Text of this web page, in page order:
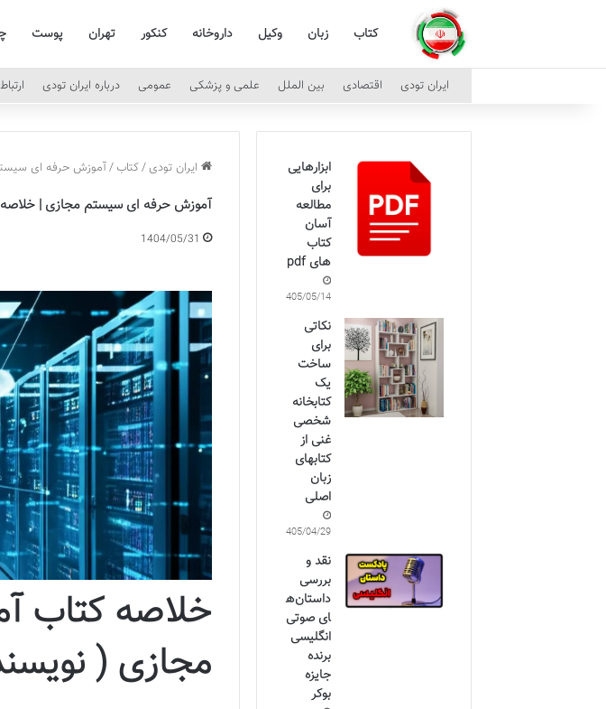
کتاب زبان وکیل داروخانه کنکور تهران پوست
ایران تودی اقتصادی بین الملل علمی و پزشکی عمومی درباره ایران تودی
ایران تودی /کتاب /آموزش حرفه ای
آموزش حرفه ای سیستم مجازی | خلاصه
1404/05/31
خلاصه کتاب
مجازی (
ابزارهایی
برای
مطالعه
آسان
کتاب
های pdf
1405/05/14
نکاتی
برای
ساخت
یک
کتابخانه
شخصی
غنی از
کتابهای
زبان
اصلی
1405/04/29
نقد و
بررسی
داستان‌ه
ای صوتی
انگلیسی
برنده
جایزه
بوکر